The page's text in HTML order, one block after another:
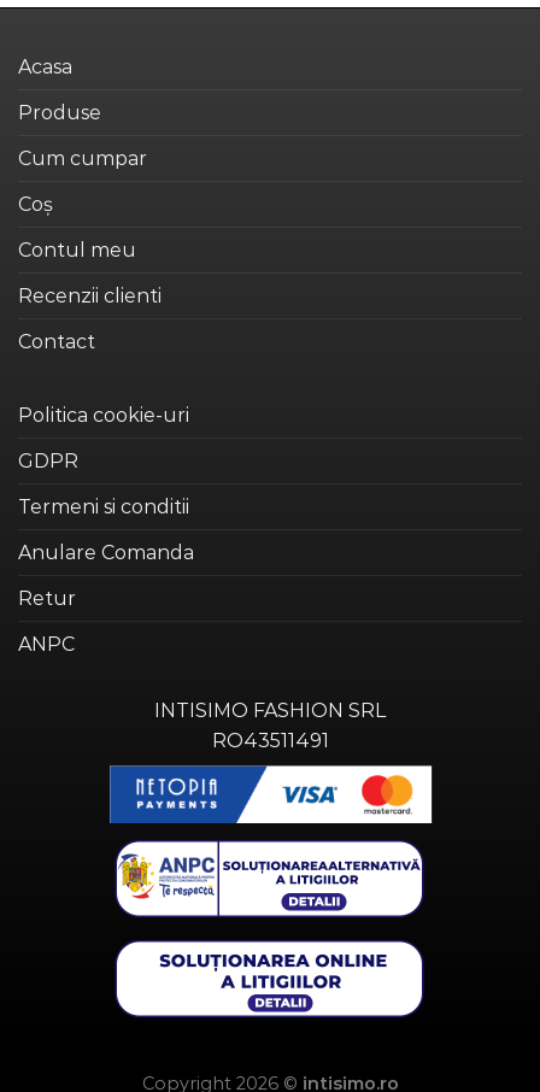
mai
alese
Acasa
Produse
Cum cumpar
Coș
Contul meu
Recenzii clienti
Contact
Politica cookie-uri
GDPR
Termeni si conditii
Anulare Comanda
Retur
ANPC
INTISIMO FASHION SRL
RO43511491
Copyright 2026 © intisimo.ro